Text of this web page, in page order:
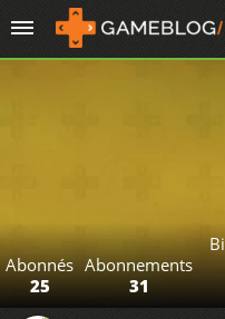
Abonnés
25
Abonnements
31